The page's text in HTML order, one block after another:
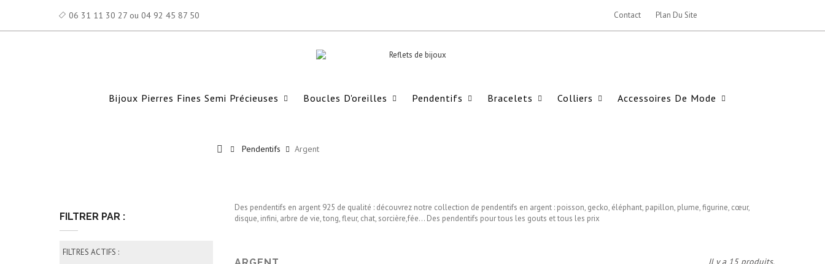
06 31 11 30 27 ou 04 92 45 87 50 Contact Plan Du Site
Bijoux Pierres Fines Semi Précieuses Boucles D'oreilles Pendentifs Bracelets Colliers Accessoires De Mode
Pendentifs Argent
FILTRER PAR :
FILTRES ACTIFS :
Des pendentifs en argent 925 de qualité : découvrez notre collection de pendentifs en argent : poisson, gecko, éléphant, papillon, plume, figurine, cœur,
disque, infini, arbre de vie, tong, fleur, chat, sorcière,fée... Des pendentifs pour tous les gouts et tous les prix
Il y a 15 produits.